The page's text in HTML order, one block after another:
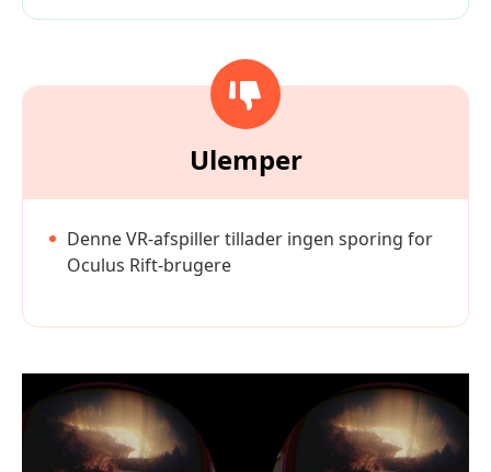
Ulemper
Denne VR-afspiller tillader ingen sporing for
Oculus Rift-brugere